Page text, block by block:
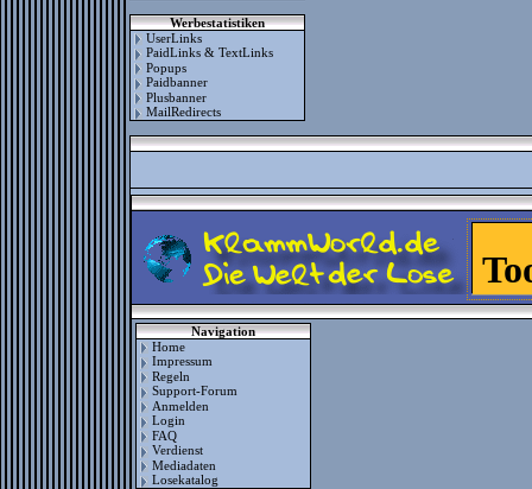
Werbestatistiken
UserLinks
PaidLinks & TextLinks
Popups
Paidbanner
Plusbanner
MailRedirects
Navigation
Home
Impressum
Regeln
Support-Forum
Anmelden
Login
FAQ
Verdienst
Mediadaten
Losekatalog